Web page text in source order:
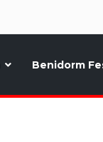
Benidorm